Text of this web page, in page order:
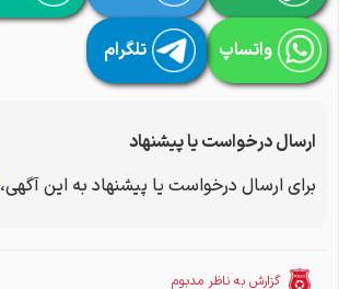
واتساپ تلگرام
ارسال درخواست یا پیشنهاد
برای ارسال درخواست یا پیشنهاد به این آگهی،
گزارش به ناظر مدبوم